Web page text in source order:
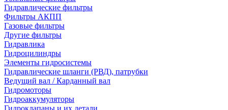
Гидравлические фильтры
Фильтры АКПП
Газовые фильтры
Другие фильтры
Гидравлика
Гидроцилиндры
Элементы гидросистемы
Гидравлические шланги (РВД), патрубки
Ведущий вал / Карданный вал
Гидромоторы
Гидроаккумуляторы
Гидроклапаны и их детали